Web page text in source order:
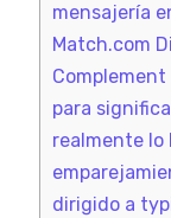
mensajería
Match.com
para
realmente lo
dirigido a